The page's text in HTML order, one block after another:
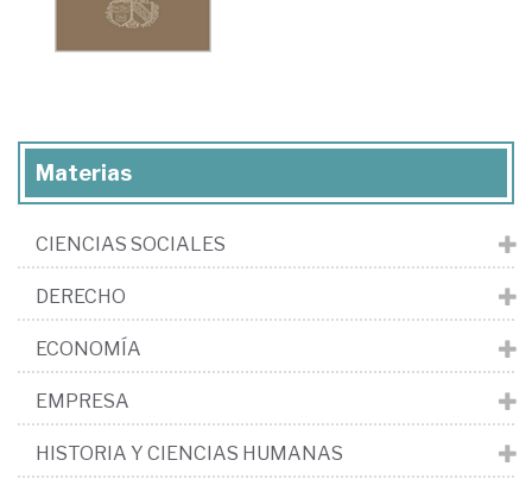
Materias
CIENCIAS SOCIALES
DERECHO
ECONOMÍA
EMPRESA
HISTORIA Y CIENCIAS HUMANAS